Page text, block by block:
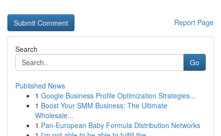
Report Page
Search
Go
Published News
1 Google Business Profile Optimization Strategies...
1 Boost Your SMM Business: The Ultimate
Wholesale...
1 Pan-European Baby Formula Distribution Networks